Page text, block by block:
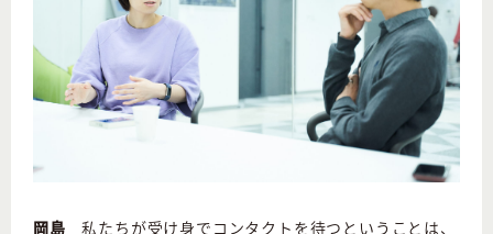
岡島 私たちが受け身でコンタクトを待つということは、